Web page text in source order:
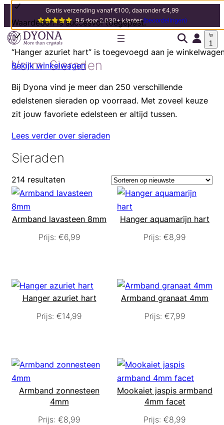
Gratis verzending vanaf €100, daaronder €4,99
9,6 door 2.030+ klanten(beoordelingen)
1
Vorm:Sieraden
Bij Dyona vind je meer dan 250 verschillende
edelstenen sieraden op voorraad. Met zoveel keuze
zit jouw favoriete edelsteen er altijd tussen.
Lees verder over sieraden
Sieraden
Waardebon is succesvol toegepast.
“Hanger azuriet hart” is toegevoegd aan je
Bekijk winkelwagen
214 resultaten
Armband lavasteen 8mm
Prijs: €6,99
Hanger aquamarijn hart
Prijs: €8,99
Hanger azuriet hart
Prijs: €14,99
Armband granaat 4mm
Prijs: €7,99
Armband zonnesteen
4mm
Prijs: €8,99
Mookaiet jaspis armband
4mm facet
Prijs: €8,99